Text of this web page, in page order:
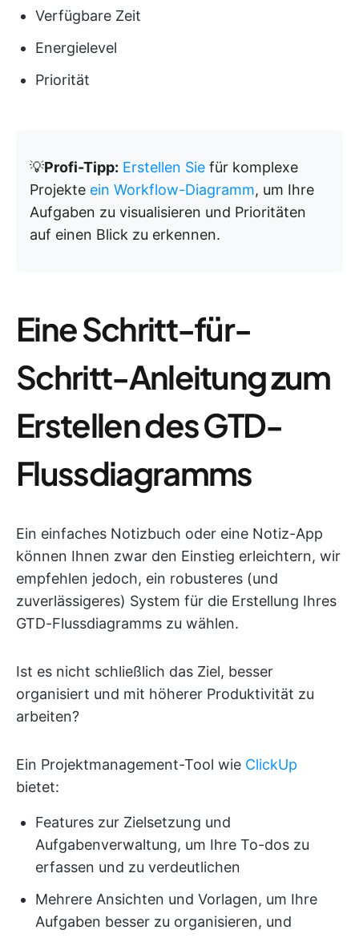
Verfügbare Zeit
Energielevel
Priorität
💡Profi-Tipp: Erstellen Sie für komplexe
Projekte ein Workflow-Diagramm, um Ihre
Aufgaben zu visualisieren und Prioritäten
auf einen Blick zu erkennen.
Eine Schritt-für-
Schritt-Anleitung zum
Erstellen des GTD-
Flussdiagramms
Ein einfaches Notizbuch oder eine Notiz-App
können Ihnen zwar den Einstieg erleichtern, wir
empfehlen jedoch, ein robusteres (und
zuverlässigeres) System für die Erstellung Ihres
GTD-Flussdiagramms zu wählen.
Ist es nicht schließlich das Ziel, besser
organisiert und mit höherer Produktivität zu
arbeiten?
Ein Projektmanagement-Tool wie ClickUp
bietet:
Features zur Zielsetzung und
Aufgabenverwaltung, um Ihre To-dos zu
erfassen und zu verdeutlichen
Mehrere Ansichten und Vorlagen, um Ihre
Aufgaben besser zu organisieren, und